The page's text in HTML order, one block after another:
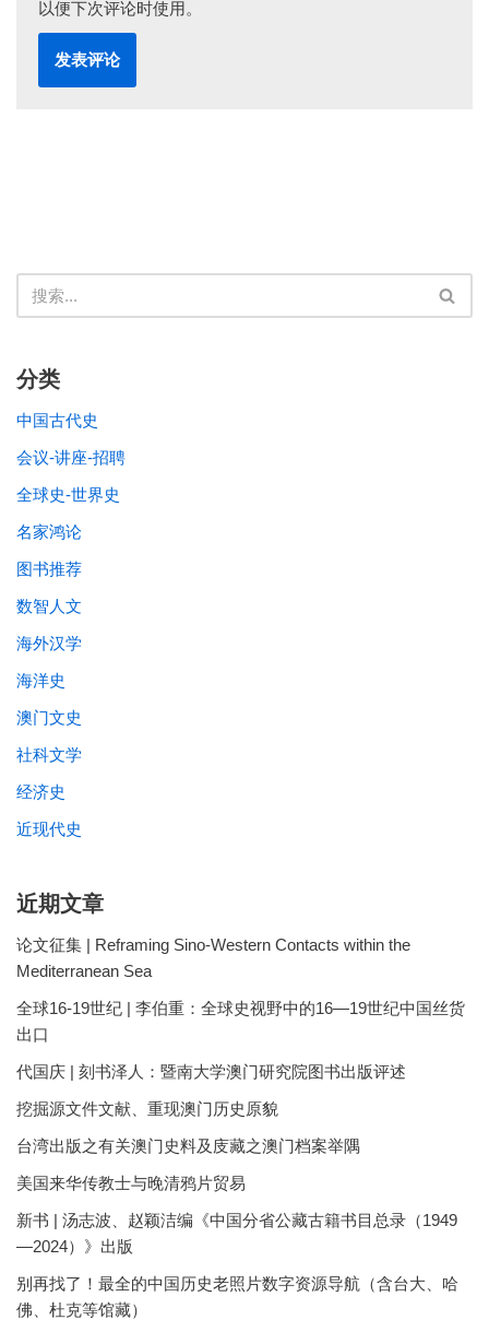
以便下次评论时使用。
分类
中国古代史
会议-讲座-招聘
全球史-世界史
名家鸿论
图书推荐
数智人文
海外汉学
海洋史
澳门文史
社科文学
经济史
近现代史
近期文章
论文征集 | Reframing Sino-Western Contacts within the
Mediterranean Sea
全球16-19世纪 | 李伯重：全球史视野中的16—19世纪中国丝货
出口
代国庆 | 刻书泽人：暨南大学澳门研究院图书出版评述
挖掘源文件文献、重现澳门历史原貌
台湾出版之有关澳门史料及庋藏之澳门档案举隅
美国来华传教士与晚清鸦片贸易
新书 | 汤志波、赵颖洁编《中国分省公藏古籍书目总录（1949
—2024）》出版
别再找了！最全的中国历史老照片数字资源导航（含台大、哈
佛、杜克等馆藏）